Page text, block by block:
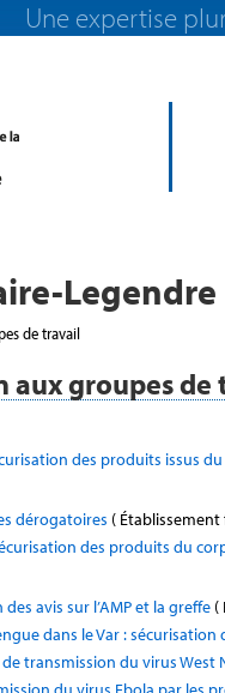
Une expertise
Legendre
de travail
aux groupes de
des produits issus
dérogatoires (
des produits du
avis sur l’AMP et la greffe (
dans le Var :
transmission du virus